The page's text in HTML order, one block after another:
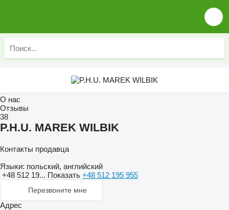
О нас
Отзывы
38
P.H.U. MAREK WILBIK
Контакты продавца
Языки: польский, английский
+48 512 19... Показать +48 512 195 955
Перезвоните мне
Адрес